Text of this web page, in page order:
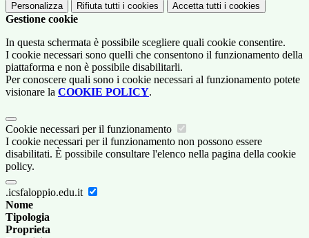
Personalizza Rifiuta tutti i cookies Accetta tutti i cookies
Gestione cookie
In questa schermata è possibile scegliere quali cookie consentire.
I cookie necessari sono quelli che consentono il funzionamento della
piattaforma e non è possibile disabilitarli.
Per conoscere quali sono i cookie necessari al funzionamento potete
visionare la COOKIE POLICY.
Cookie necessari per il funzionamento
I cookie necessari per il funzionamento non possono essere
disabilitati. È possibile consultare l'elenco nella pagina della cookie
policy.
.icsfaloppio.edu.it
Nome
Tipologia
Proprieta